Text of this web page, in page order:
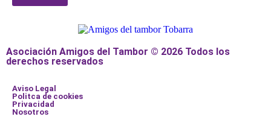
Asociación Amigos del Tambor © 2026 Todos los
derechos reservados
Aviso Legal
Politca de cookies
Privacidad
Nosotros